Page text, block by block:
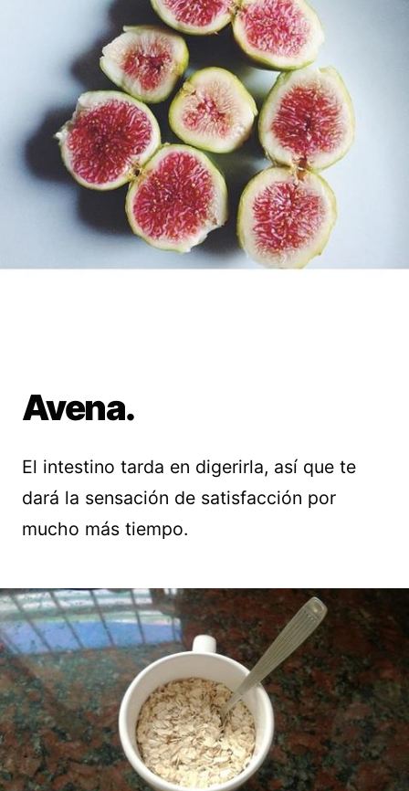
Avena.
El intestino tarda en digerirla, así que te
dará la sensación de satisfacción por
mucho más tiempo.